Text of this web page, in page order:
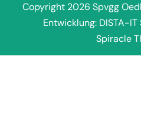
Copyright 2026 Spvgg
Entwicklung: DISTA-IT
Spiracle